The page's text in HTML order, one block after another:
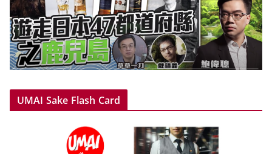
UMAI Sake Flash Card